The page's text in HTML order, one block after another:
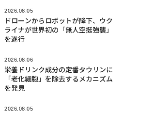
2026.08.05
ドローンからロボットが降下、ウク
ライナが世界初の「無人空挺強襲」
を遂行
2026.08.06
栄養ドリンク成分の定番タウリンに
「老化細胞」を除去するメカニズム
を発見
2026.08.05